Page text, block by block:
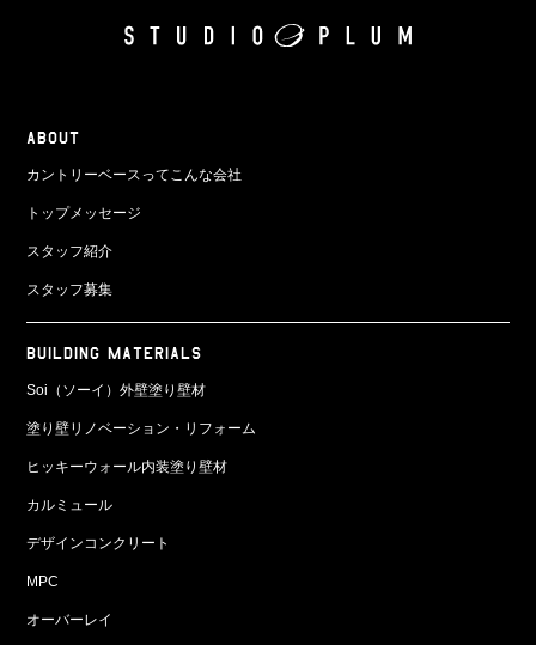
ABOUT
カントリーベースってこんな会社
トップメッセージ
スタッフ紹介
スタッフ募集
BUILDING MATERIALS
Soi（ソーイ）外壁塗り壁材
塗り壁リノベーション・リフォーム
ヒッキーウォール内装塗り壁材
カルミュール
デザインコンクリート
MPC
オーバーレイ